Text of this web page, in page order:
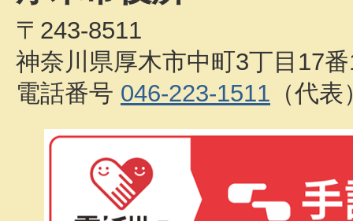
〒243-8511
神奈川県厚木市中町3丁目17
電話番号 046-223-1511 （代表